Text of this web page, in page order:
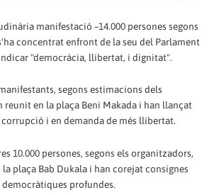
manifestació –14.000 persones segons
concentrat enfront de la seu del Parlament
"democràcia, llibertat, i dignitat".
segons estimacions dels
reunit en la plaça Beni Makada i han llançat
i en demanda de més llibertat.
10.000 persones, segons els organitzadors,
plaça Bab Dukala i han corejat consignes
profundes.